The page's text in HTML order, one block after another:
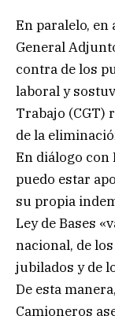
En paralelo, en
General
contra de los
laboral y
Trabajo (CGT)
de la
En diálogo con
puedo estar
su propia
Ley de Bases
nacional, de
jubilados y de
De esta
Camioneros